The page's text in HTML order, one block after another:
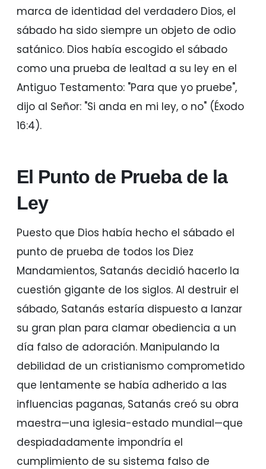
marca de identidad del verdadero Dios, el
sábado ha sido siempre un objeto de odio
satánico. Dios había escogido el sábado
como una prueba de lealtad a su ley en el
Antiguo Testamento: "Para que yo pruebe",
dijo al Señor: "Si anda en mi ley, o no" (Éxodo
16:4).
El Punto de Prueba de la
Ley
Puesto que Dios había hecho el sábado el
punto de prueba de todos los Diez
Mandamientos, Satanás decidió hacerlo la
cuestión gigante de los siglos. Al destruir el
sábado, Satanás estaría dispuesto a lanzar
su gran plan para clamar obediencia a un
día falso de adoración. Manipulando la
debilidad de un cristianismo comprometido
que lentamente se había adherido a las
influencias paganas, Satanás creó su obra
maestra—una iglesia-estado mundial—que
despiadadamente impondría el
cumplimiento de su sistema falso de